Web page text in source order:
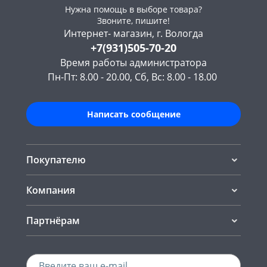
Нужна помощь в выборе товара?
Звоните, пишите!
Интернет- магазин, г. Вологда
+7(931)505-70-20
Время работы администратора
Пн-Пт: 8.00 - 20.00, Сб, Вс: 8.00 - 18.00
Написать сообщение
Покупателю
Компания
Партнёрам